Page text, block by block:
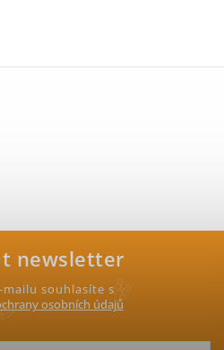
newsletter
mailu souhlasíte s
osobních údajů